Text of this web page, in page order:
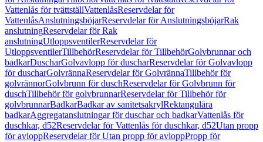
Vattenlås för tvättställVattenlåsReservdelar för
VattenlåsAnslutningsböjarReservdelar för AnslutningsböjarRak
anslutningReservdelar för Rak
anslutningUtloppsventilerReservdelar för
UtloppsventilerTillbehörReservdelar för TillbehörGolvbrunnar och
badkarDuscharGolvavlopp för duscharReservdelar för Golvavlopp
för duscharGolvrännaReservdelar för GolvrännaTillbehör för
golvrännorGolvbrunn för duschReservdelar för Golvbrunn för
duschTillbehör för golvbrunnarReservdelar för Tillbehör för
golvbrunnarBadkarBadkar av sanitetsakrylRektangulära
badkarAggregatanslutningar för duschar och badkarVattenlås för
duschkar, d52Reservdelar för Vattenlås för duschkar, d52Utan propp
för avloppReservdelar för Utan propp för avloppPropp för